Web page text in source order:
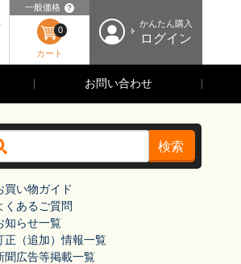
かんたん購入
ログイン
一般価格 ？
カート
0
お問い合わせ
検索
買い物ガイド
くあるご質問
知らせ一覧
正（追加）情報一覧
聞広告等掲載一覧